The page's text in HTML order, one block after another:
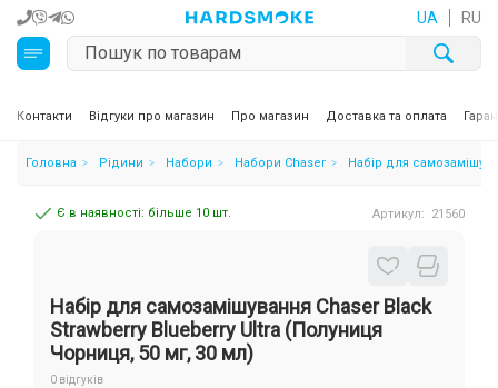
UA RU
Кальяни
Тютюн для кальяну та кальянні суміші
Вугілля для кальяну
Аксесуари для кальяну
Електронні сигарети (POD)
Контакти Відгуки про магазин Про магазин Доставка та оплата
Головна Рідини Набори Набори Chaser Набір для
Є в наявності: більше 10 шт. Артикул: 21560
Набір для самозамішування Chaser Black
Strawberry Blueberry Ultra (Полуниця
Чорниця, 50 мг, 30 мл)
0 відгуків